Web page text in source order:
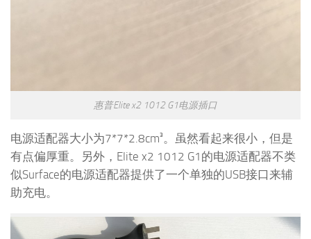
惠普Elite x2 1012 G1电源插口
电源适配器大小为7*7*2.8cm³。虽然看起来很小，但是
有点偏厚重。另外，Elite x2 1012 G1的电源适配器不类
似Surface的电源适配器提供了一个单独的USB接口来辅
助充电。